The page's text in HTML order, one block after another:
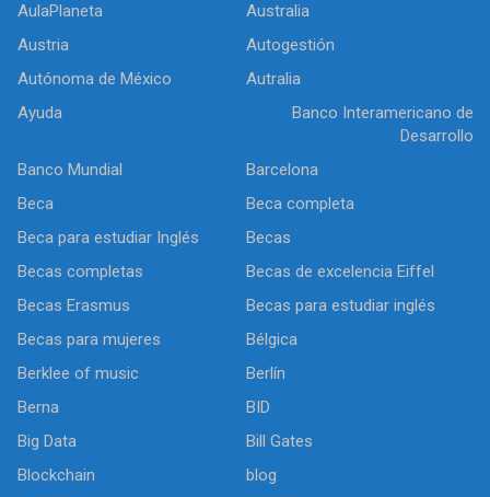
AulaPlaneta
Australia
Austria
Autogestión
Autónoma de México
Autralia
Ayuda
Banco Interamericano de
Desarrollo
Banco Mundial
Barcelona
Beca
Beca completa
Beca para estudiar Inglés
Becas
Becas completas
Becas de excelencia Eiffel
Becas Erasmus
Becas para estudiar inglés
Becas para mujeres
Bélgica
Berklee of music
Berlín
Berna
BID
Big Data
Bill Gates
Blockchain
blog